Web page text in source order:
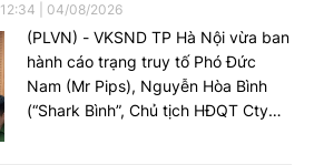
12:34 04/08/2026
(PLVN) - VKSND TP Hà Nội vừa ban
hành cáo trạng truy tố Phó Đức
Nam (Mr Pips), Nguyễn Hòa Bình
(“Shark Bình”, Chủ tịch HĐQT Cty